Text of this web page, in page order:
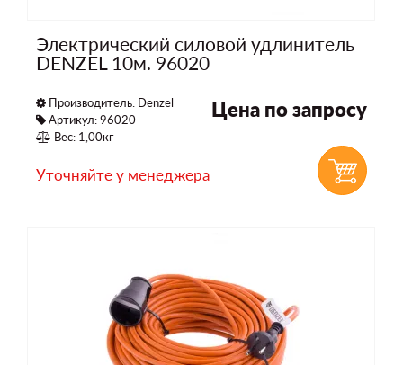
Электрический силовой удлинитель
DENZEL 10м. 96020
Производитель: Denzel
Артикул: 96020
Вес: 1,00кг
Цена по запросу
Уточняйте у менеджера